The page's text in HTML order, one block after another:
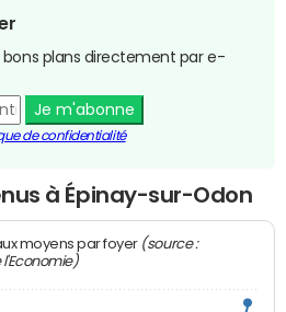
bons plans directement par e-
Je m'abonne
de confidentialité
à Épinay-sur-Odon
moyens par foyer (source :